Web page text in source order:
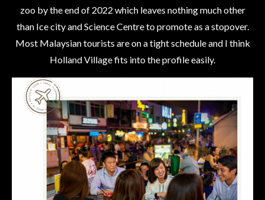
zoo by the end of 2022 which leaves nothing much other
than Ice city and Science Centre to promote as a stopover.
Most Malaysian tourists are on a tight schedule and I think
Holland Village fits into the profile easily.